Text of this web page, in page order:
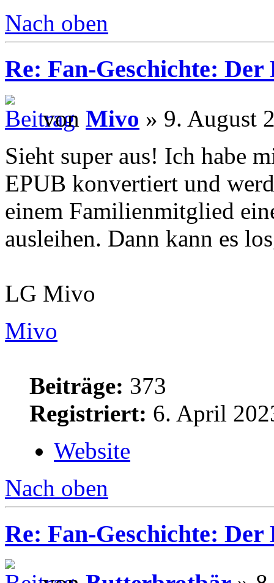
Nach oben
Re: Fan-Geschichte: Der
von Mivo » 9. August
Sieht super aus! Ich habe
EPUB konvertiert und
einem Familienmitglied
ausleihen. Dann kann es
LG Mivo
Mivo
Beiträge: 373
Registriert: 6. April
Website
Nach oben
Re: Fan-Geschichte: Der